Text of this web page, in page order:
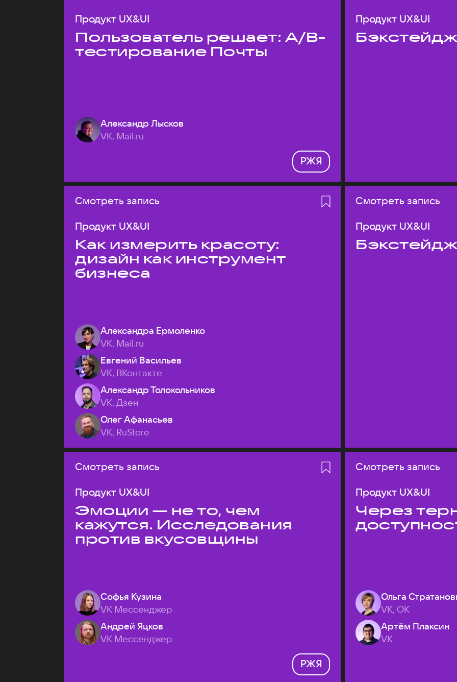
Продукт UX&UI
Пользователь решает: A/B-
тестирование Почты
Александр Лысков
VK, Mail.ru
РЖЯ
Продукт UX&UI
Бэкстейдж
Смотреть запись
Продукт UX&UI
Как измерить красоту:
дизайн как инструмент
бизнеса
Александра Ермоленко
VK, Mail.ru
Евгений Васильев
VK, ВКонтакте
Александр Толокольников
VK, Дзен
Олег Афанасьев
VK, RuStore
Смотреть запись
Продукт UX&UI
Бэкстейдж
Смотреть запись
Продукт UX&UI
Эмоции — не то, чем
кажутся. Исследования
против вкусовщины
Софья Кузина
VK Мессенджер
Андрей Яцков
VK Мессенджер
РЖЯ
Смотреть запись
Продукт UX&UI
Через
Ольга
VK, ОК
Артём Плаксин
VK